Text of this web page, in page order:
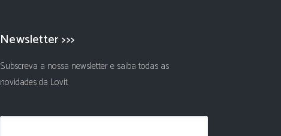
Newsletter >>>
Subscreva a nossa newsletter e saiba todas as
novidades da Lovit.